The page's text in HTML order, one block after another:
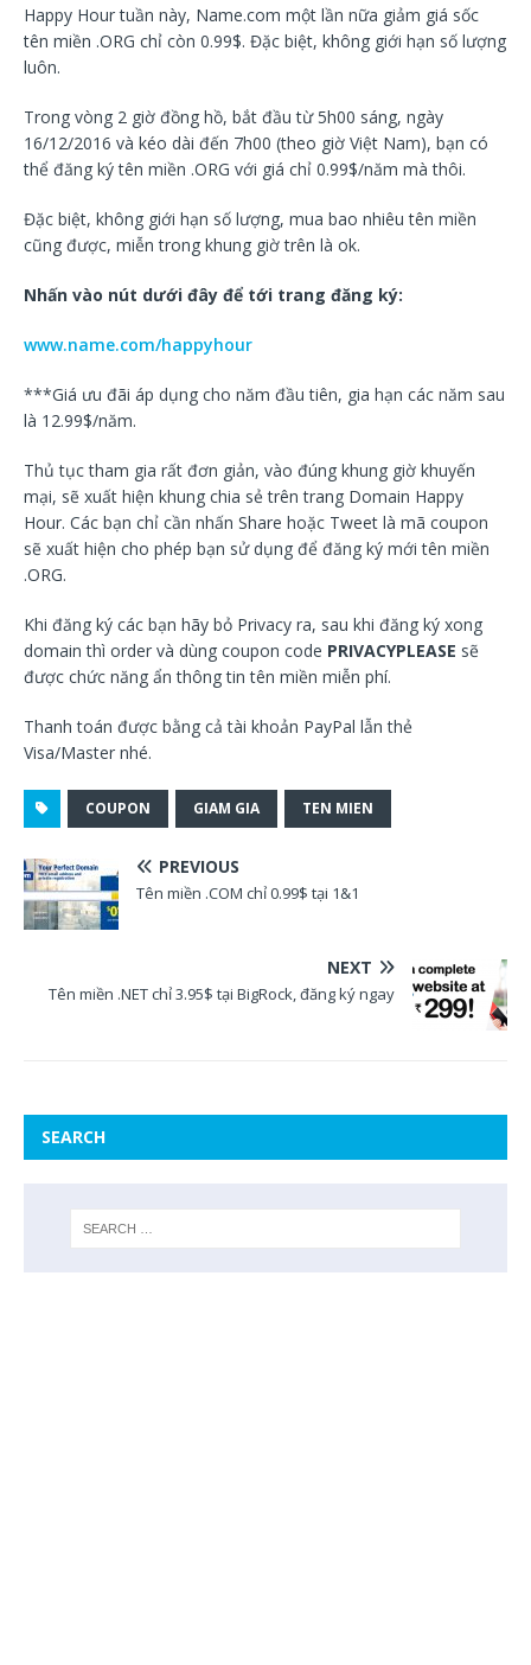
Happy Hour tuần này, Name.com một lần nữa giảm giá sốc
tên miền .ORG chỉ còn 0.99$. Đặc biệt, không giới hạn số lượng
luôn.
Trong vòng 2 giờ đồng hồ, bắt đầu từ 5h00 sáng, ngày
16/12/2016 và kéo dài đến 7h00 (theo giờ Việt Nam), bạn có
thể đăng ký tên miền .ORG với giá chỉ 0.99$/năm mà thôi.
Đặc biệt, không giới hạn số lượng, mua bao nhiêu tên miền
cũng được, miễn trong khung giờ trên là ok.
Nhấn vào nút dưới đây để tới trang đăng ký:
www.name.com/happyhour
***Giá ưu đãi áp dụng cho năm đầu tiên, gia hạn các năm sau
là 12.99$/năm.
Thủ tục tham gia rất đơn giản, vào đúng khung giờ khuyến
mại, sẽ xuất hiện khung chia sẻ trên trang Domain Happy
Hour. Các bạn chỉ cần nhấn Share hoặc Tweet là mã coupon
sẽ xuất hiện cho phép bạn sử dụng để đăng ký mới tên miền
.ORG.
Khi đăng ký các bạn hãy bỏ Privacy ra, sau khi đăng ký xong
domain thì order và dùng coupon code PRIVACYPLEASE sẽ
được chức năng ẩn thông tin tên miền miễn phí.
Thanh toán được bằng cả tài khoản PayPal lẫn thẻ
Visa/Master nhé.
COUPON GIAM GIA TEN MIEN
PREVIOUS
Tên miền .COM chỉ 0.99$ tại 1&1
NEXT
Tên miền .NET chỉ 3.95$ tại BigRock, đăng ký ngay
SEARCH